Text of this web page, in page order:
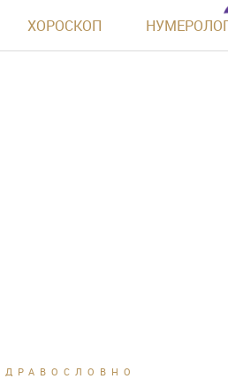
ХОРОСКОП